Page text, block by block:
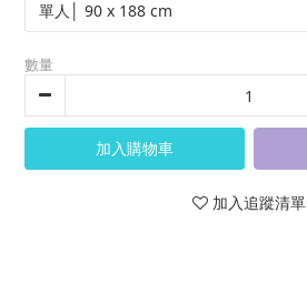
數量
加入購物車
加入追蹤清單